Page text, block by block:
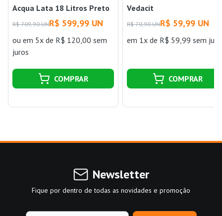
Acqua Lata 18 Litros Preto
Vedacit
R$ 709,90 UNR$ 599,99 UN
ou em 5x de R$ 120,00 sem
juros
COMPRAR
Vedacit
R$ 70,90 UNR$ 59,99 UN
em 1x de R$ 59,99 sem
COMPRAR
Newsletter
Fique por dentro de todas as novidades e promoção